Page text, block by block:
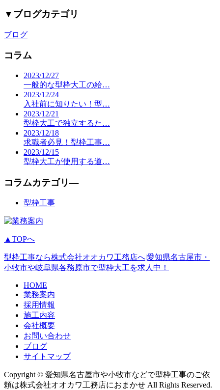
▼ ブログカテゴリ
ブログ
コラム
2023/12/27
一般的な型枠大工の給…
2023/12/24
入社前に知りたい！型…
2023/12/21
型枠大工で独立するた…
2023/12/18
求職者必見！型枠工事…
2023/12/15
型枠大工が使用する道…
コラムカテゴリ―
型枠工事
▲TOPへ
型枠工事なら株式会社オオカワ工務店へ|愛知県名古屋市・
小牧市や岐阜県各務原市で型枠大工を求人中！
HOME
業務案内
採用情報
施工内容
会社概要
お問い合わせ
ブログ
サイトマップ
Copyright © 愛知県名古屋市や小牧市などで型枠工事のご依
頼は株式会社オオカワ工務店におまかせ All Rights Reserved.